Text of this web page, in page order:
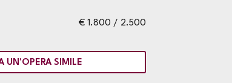
€ 1.800 / 2.500
UN'OPERA SIMILE